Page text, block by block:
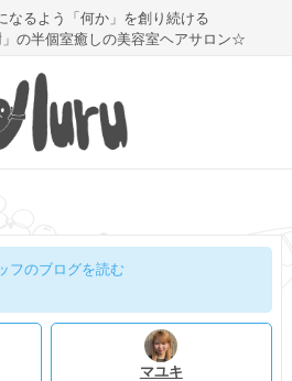
なるよう「何か」を創り続ける
の半個室癒しの美容室ヘアサロン☆
フのブログを読む
マユキ